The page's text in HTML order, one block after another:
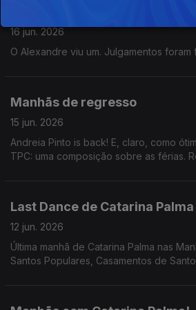
16 jun. 2026
O Alexandre viu um. Julgamentos foram
Manhãs de regresso
15 jun. 2026
Andreia Pinto is back! E, claro, como
TPC: uma composição sobre as férias.
Last Dance de Catarina Palma
12 jun. 2026
Última manhã de Catarina Palma nas
Santos Populares, Casamentos de